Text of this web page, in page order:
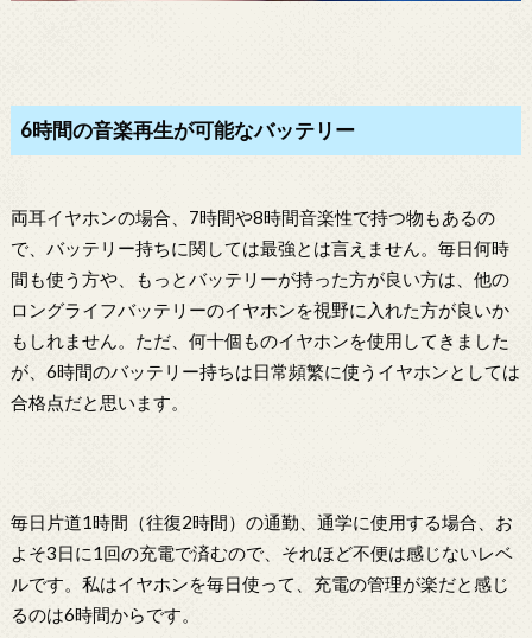
6時間の音楽再生が可能なバッテリー
両耳イヤホンの場合、7時間や8時間音楽性で持つ物もあるの
で、バッテリー持ちに関しては最強とは言えません。毎日何時
間も使う方や、もっとバッテリーが持った方が良い方は、他の
ロングライフバッテリーのイヤホンを視野に入れた方が良いか
もしれません。ただ、何十個ものイヤホンを使用してきました
が、6時間のバッテリー持ちは日常頻繁に使うイヤホンとしては
合格点だと思います。
毎日片道1時間（往復2時間）の通勤、通学に使用する場合、お
よそ3日に1回の充電で済むので、それほど不便は感じないレベ
ルです。私はイヤホンを毎日使って、充電の管理が楽だと感じ
るのは6時間からです。